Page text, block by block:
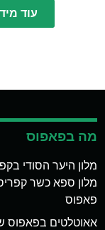
עוד
מה בפאפוס
מלון היער הסודי
מלון ספא כשר
פאפוס
אאוטלטים בפאפוס